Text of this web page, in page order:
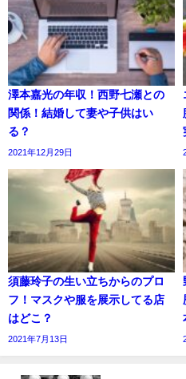
澤本嘉光の年収！西野七瀬との
関係！結婚して妻や子供はい
る？
2021年12月29日
須藤玲子の生い立ちからのプロ
フ！マスクや服を展示してる店
はどこ？
2021年7月13日